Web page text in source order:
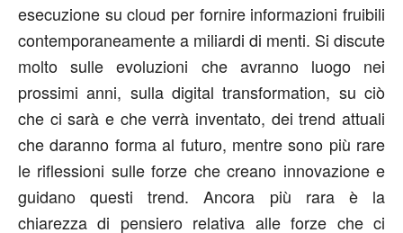
esecuzione su cloud per fornire informazioni fruibili
contemporaneamente a miliardi di menti. Si discute
molto sulle evoluzioni che avranno luogo nei
prossimi anni, sulla digital transformation, su ciò
che ci sarà e che verrà inventato, dei trend attuali
che daranno forma al futuro, mentre sono più rare
le riflessioni sulle forze che creano innovazione e
guidano questi trend. Ancora più rara è la
chiarezza di pensiero relativa alle forze che ci